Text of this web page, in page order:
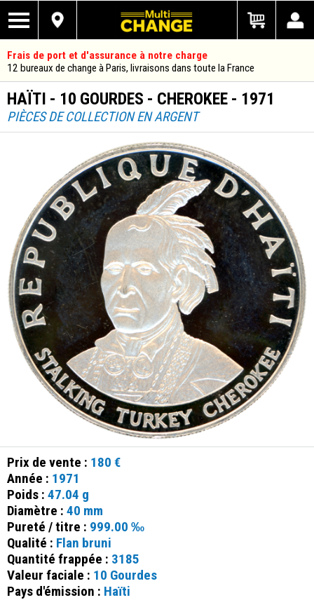
Frais de port et d'assurance à notre charge
12 bureaux de change à Paris, livraisons dans toute la France
HAÏTI - 10 GOURDES - CHEROKEE - 1971
PIÈCES DE COLLECTION EN ARGENT
Prix de vente : 180 €
Année : 1971
Poids : 47.04 g
Diamètre : 40 mm
Pureté / titre : 999.00 ‰
Qualité : Flan bruni
Quantité frappée : 3185
Valeur faciale : 10 Gourdes
Pays d'émission : Haïti